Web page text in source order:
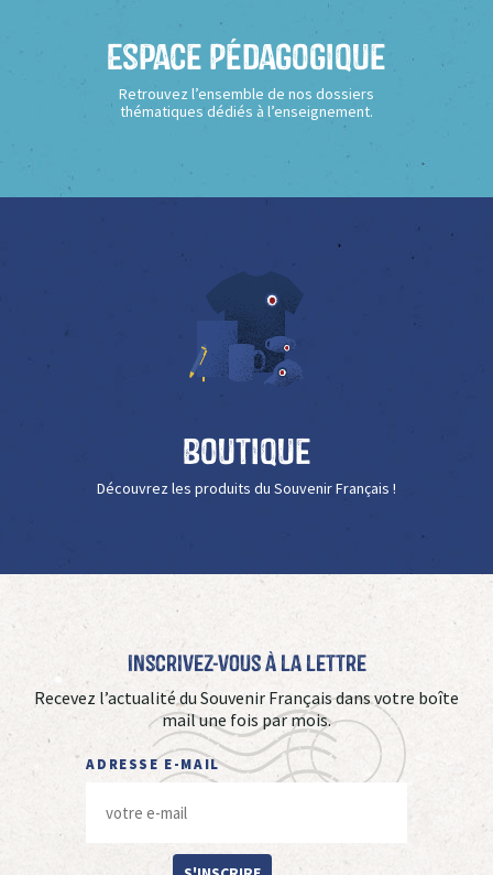
Espace Pédagogique
Retrouvez l’ensemble de nos dossiers
thématiques dédiés à l’enseignement.
Boutique
Découvrez les produits du Souvenir Français !
Inscrivez-vous à La Lettre
Recevez l’actualité du Souvenir Français dans votre boîte
mail une fois par mois.
ADRESSE E-MAIL